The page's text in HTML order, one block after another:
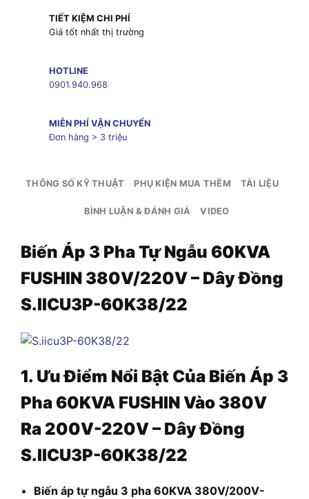
TIẾT KIỆM CHI PHÍ
Giá tốt nhất thị trường
HOTLINE
0901.940.968
MIỄN PHÍ VẬN CHUYỂN
Đơn hàng > 3 triệu
THÔNG SỐ KỸ THUẬT PHỤ KIỆN MUA THÊM TÀI LIỆU
BÌNH LUẬN & ĐÁNH GIÁ VIDEO
Biến Áp 3 Pha Tự Ngẫu 60KVA
FUSHIN 380V/220V – Dây Đồng
S.IICU3P-60K38/22
1. Ưu Điểm Nổi Bật Của Biến Áp 3
Pha 60KVA FUSHIN Vào 380V
Ra 200V-220V – Dây Đồng
S.IICU3P-60K38/22
• Biến áp tự ngẫu 3 pha 60KVA 380V/200V-